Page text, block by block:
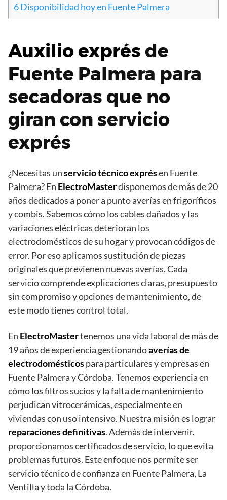
6Disponibilidad hoy en Fuente Palmera
Auxilio exprés de
Fuente Palmera para
secadoras que no
giran con servicio
exprés
¿Necesitas unservicio técnico exprésen Fuente
Palmera? En ElectroMasterdisponemos de más de 20
años dedicados a poner a punto averías en frigoríficos
y combis. Sabemos cómo los cables dañados y las
variaciones eléctricas deterioran los
electrodomésticos de su hogar y provocan códigos de
error. Por eso aplicamos sustitución de piezas
originales que previenen nuevas averías. Cada
servicio comprende explicaciones claras, presupuesto
sin compromiso y opciones de mantenimiento, de
este modo tienes control total.
En ElectroMastertenemos una vida laboral de más de
19 años de experiencia gestionandoaverías de
electrodomésticospara particulares y empresas en
Fuente Palmera y Córdoba. Tenemos experiencia en
cómo los filtros sucios y la falta de mantenimiento
perjudican vitrocerámicas, especialmente en
viviendas con uso intensivo. Nuestra misión es lograr
reparaciones definitivas. Además de intervenir,
proporcionamos certificados de servicio, lo que evita
problemas futuros. Este enfoque nos permite ser
servicio técnico de confianza en Fuente Palmera, La
Ventilla y toda la Córdoba.